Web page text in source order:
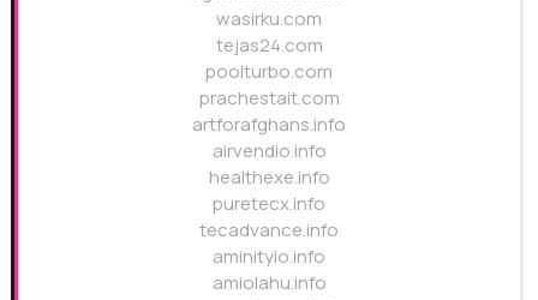
wasirku.com
tejas24.com
poolturbo.com
prachestait.com
artforafghans.info
airvendio.info
healthexe.info
puretecx.info
tecadvance.info
aminityio.info
amiolahu.info